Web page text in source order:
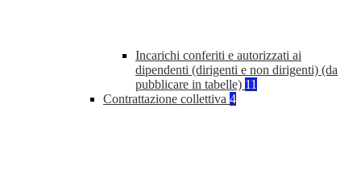
Incarichi conferiti e autorizzati ai
dipendenti (dirigenti e non dirigenti) (da
pubblicare in tabelle) 11
Contrattazione collettiva 4